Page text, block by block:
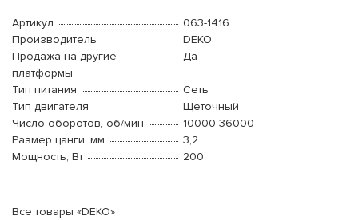
Артикул
063-1416
Производитель
DEKO
Продажа на другие
платформы
Да
Тип питания
Сеть
Тип двигателя
Щеточный
Число оборотов, об/мин
10000-36000
Размер цанги, мм
3,2
Мощность, Вт
200
Все товары «DEKO»